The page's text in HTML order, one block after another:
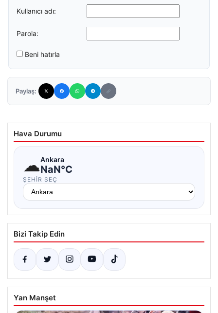
Kullanıcı adı:
Parola:
Beni hatırla
Paylaş:
Hava Durumu
☁Ankara
NaN°C
ŞEHIR SEÇ
Bizi Takip Edin
Yan Manşet